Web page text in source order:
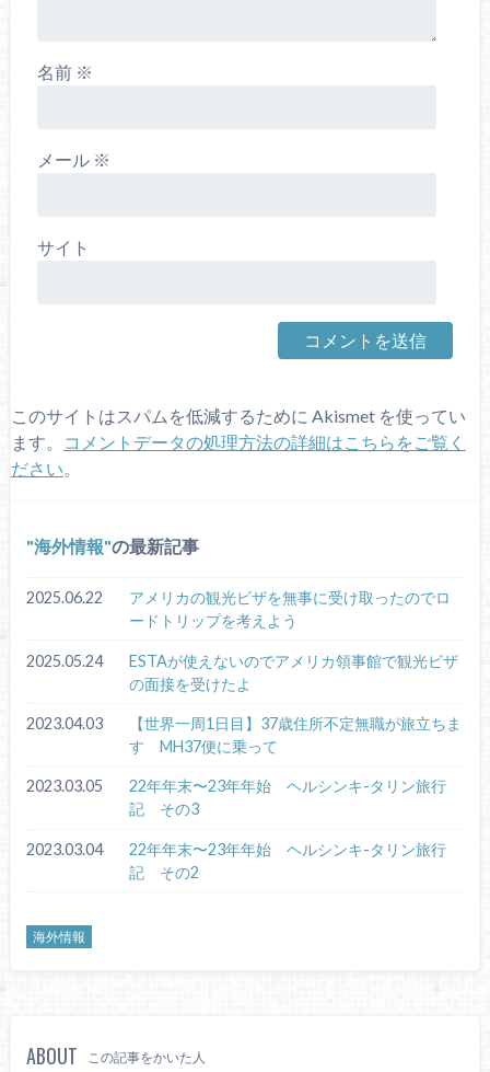
名前 ※
メール ※
サイト
このサイトはスパムを低減するために Akismet を使ってい
ます。
コメントデータの処理方法の詳細はこちらをご覧く
ださい
海外情報 の最新記事
2025.06.22
アメリカの観光ビザを無事に受け取ったのでロ
ードトリップを考えよう
2025.05.24
ESTAが使えないのでアメリカ領事館で観光ビザ
の面接を受けたよ
2023.04.03
【世界一周1日目】37歳住所不定無職が旅立ちま
す MH37便に乗って
2023.03.05
22年年末〜23年年始 ヘルシンキ-タリン旅行
記 その3
2023.03.04
22年年末〜23年年始 ヘルシンキ-タリン旅行
記 その2
海外情報
ABOUT この記事をかいた人